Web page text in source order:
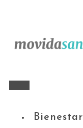
Bienestar